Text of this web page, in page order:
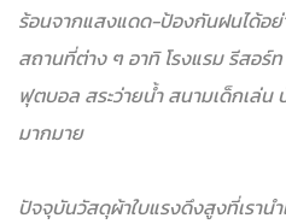
ร้อนจากแสงแดด-ป้องกันฝนได้อย่
สถานที่ต่าง ๆ อาทิ โรงแรม รีสอร์
ฟุตบอล สระว่ายน้ำ สนามเด็กเล่
มากมาย
ปัจจุบันวัสดุผ้าใบแรงดึงสูงที่เราน